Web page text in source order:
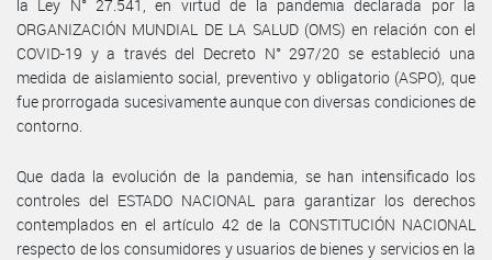
la Ley N° 27.541, en virtud de la pandemia declarada por la
ORGANIZACIÓN MUNDIAL DE LA SALUD (OMS) en relación con el
COVID-19 y a través del Decreto N° 297/20 se estableció una
medida de aislamiento social, preventivo y obligatorio (ASPO), que
fue prorrogada sucesivamente aunque con diversas condiciones de
contorno.
Que dada la evolución de la pandemia, se han intensificado los
controles del ESTADO NACIONAL para garantizar los derechos
contemplados en el artículo 42 de la CONSTITUCIÓN NACIONAL
respecto de los consumidores y usuarios de bienes y servicios en la